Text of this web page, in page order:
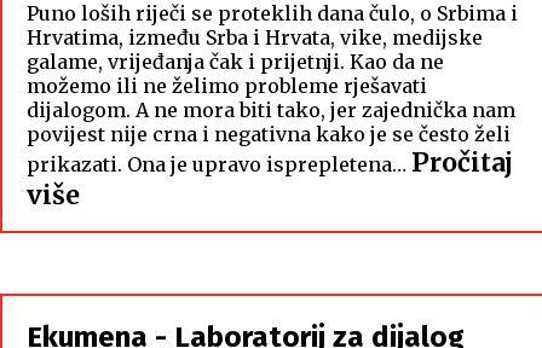
Puno loših riječi se proteklih dana čulo, o Srbima i
Hrvatima, između Srba i Hrvata, vike, medijske
galame, vrijeđanja čak i prijetnji. Kao da ne
možemo ili ne želimo probleme rješavati
dijalogom. A ne mora biti tako, jer zajednička nam
povijest nije crna i negativna kako je se često želi
prikazati. Ona je upravo isprepletena… Pročitaj
više:
Hrvati
Srbi,
istorodna
Ekumena - Laboratorij za dijalog